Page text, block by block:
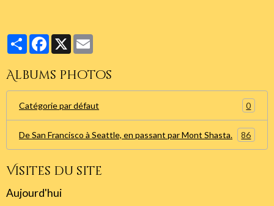
PartagerFacebook
X
Albums photos
Catégorie par défaut 0
De San Francisco à Seattle, en passant par Mont Shasta. 86
Visites du site
Aujourd'hui